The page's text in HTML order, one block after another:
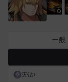
埃琳娜 埃索
Q
一般
灭钻+